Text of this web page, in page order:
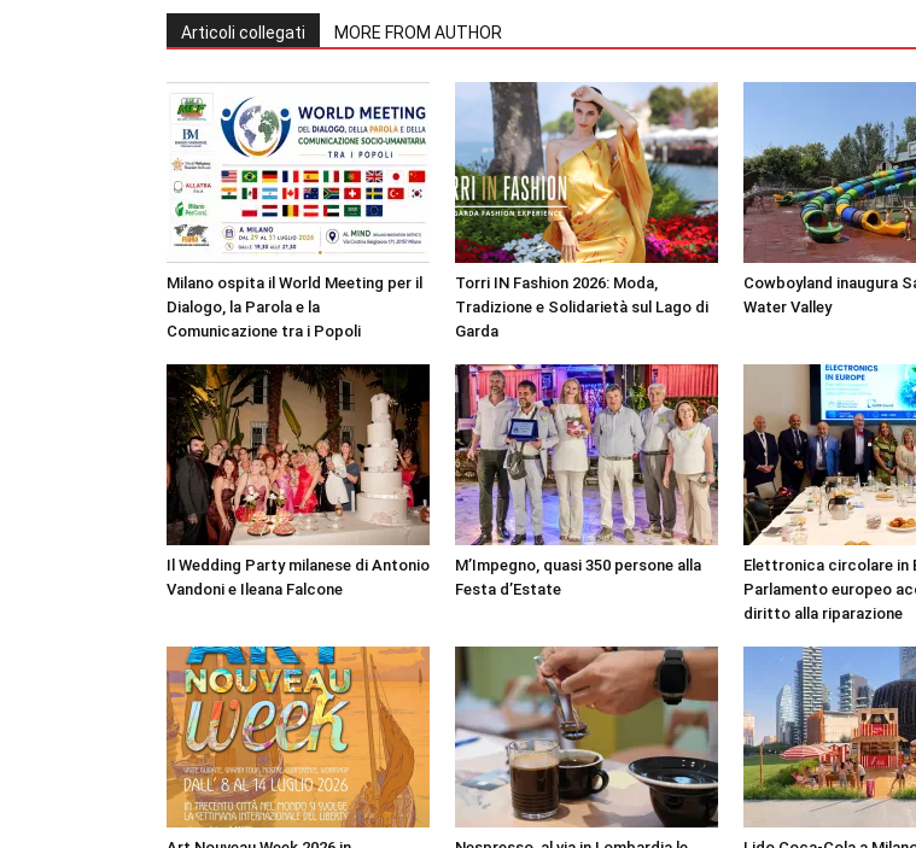
Articoli collegati MORE FROM AUTHOR
Milano ospita il World Meeting per il
Dialogo, la Parola e la
Comunicazione tra i Popoli
Torri IN Fashion 2026: Moda,
Tradizione e Solidarietà sul Lago di
Garda
Cowboyland inaugura
Water Valley
Il Wedding Party milanese di Antonio
Vandoni e Ileana Falcone
M’Impegno, quasi 350 persone alla
Festa d’Estate
Elettronica circolare in
Parlamento europeo
diritto alla riparazione